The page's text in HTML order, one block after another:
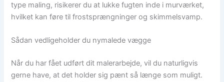
type maling, risikerer du at lukke fugten inde i murværket,
hvilket kan føre til frostsprængninger og skimmelsvamp.
Sådan vedligeholder du nymalede vægge
Når du har fået udført dit malerarbejde, vil du naturligvis
gerne have, at det holder sig pænt så længe som muligt.